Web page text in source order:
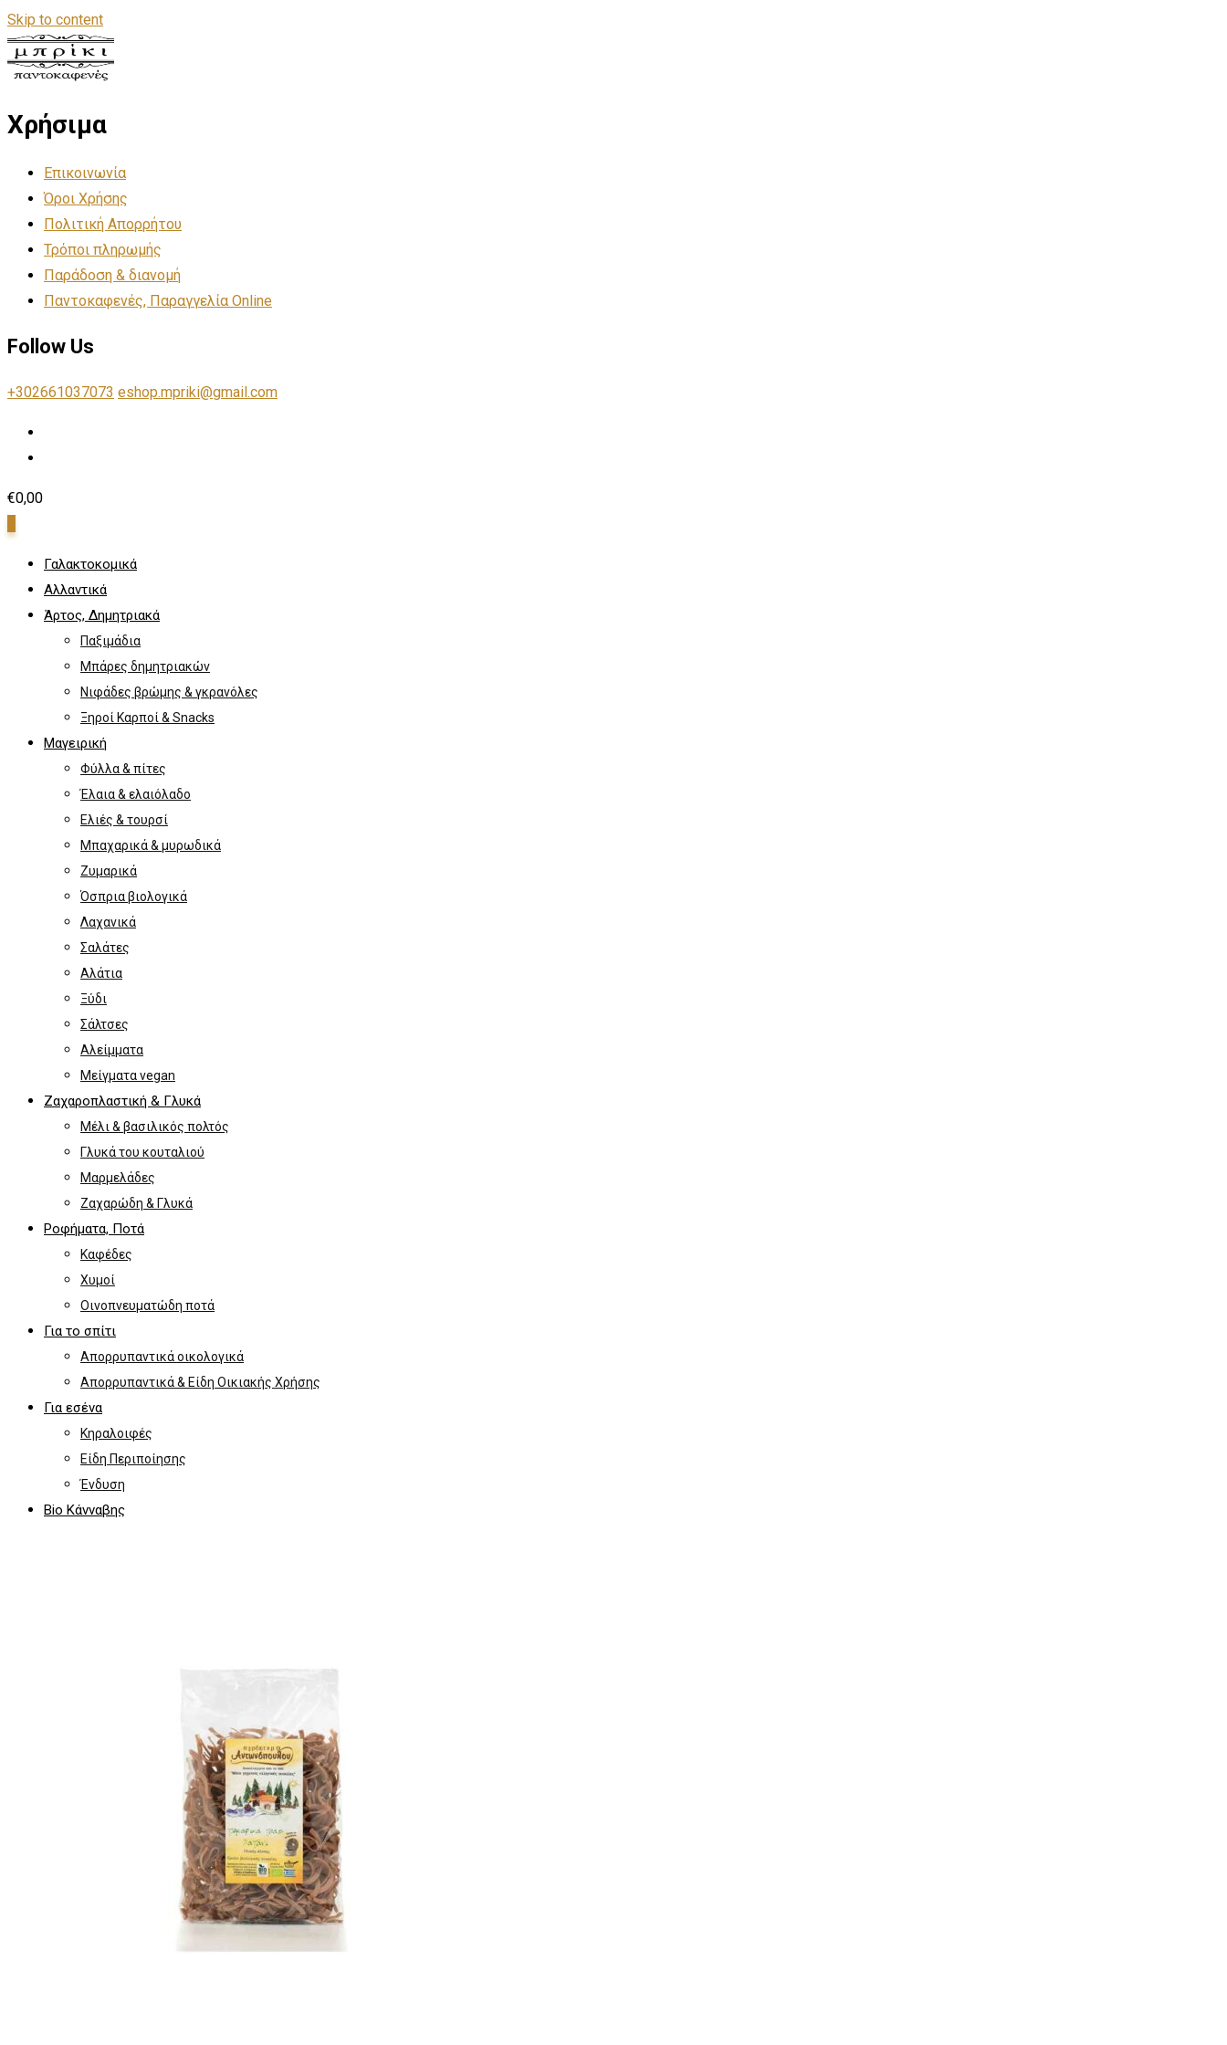
Skip to content
Χρήσιμα
Επικοινωνία
Όροι Χρήσης
Πολιτική Απορρήτου
Τρόποι πληρωμής
Παράδοση & διανομή
Παντοκαφενές, Παραγγελία Online
Follow Us
+302661037073 eshop.mpriki@gmail.com
€0,00
Γαλακτοκομικά
Αλλαντικά
Άρτος, Δημητριακά
Παξιμάδια
Μπάρες δημητριακών
Νιφάδες βρώμης & γκρανόλες
Ξηροί Καρποί & Snacks
Μαγειρική
Φύλλα & πίτες
Έλαια & ελαιόλαδο
Ελιές & τουρσί
Μπαχαρικά & μυρωδικά
Ζυμαρικά
Όσπρια βιολογικά
Λαχανικά
Σαλάτες
Αλάτια
Ξύδι
Σάλτσες
Αλείμματα
Μείγματα vegan
Ζαχαροπλαστική & Γλυκά
Μέλι & βασιλικός πολτός
Γλυκά του κουταλιού
Μαρμελάδες
Ζαχαρώδη & Γλυκά
Ροφήματα, Ποτά
Καφέδες
Χυμοί
Οινοπνευματώδη ποτά
Για το σπίτι
Απορρυπαντικά οικολογικά
Απορρυπαντικά & Είδη Οικιακής Χρήσης
Για εσένα
Κηραλοιφές
Είδη Περιποίησης
Ένδυση
Bio Κάνναβης